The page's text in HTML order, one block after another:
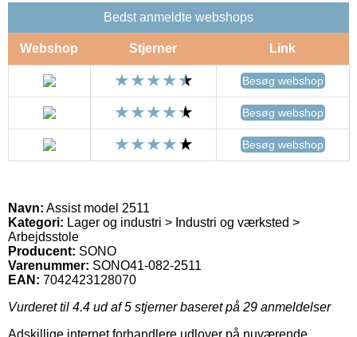
Bedst anmeldte webshops
Webshop Stjerner Link
Besøg webshop
Besøg webshop
Besøg webshop
Navn: Assist model 2511
Kategori: Lager og industri > Industri og værksted >
Arbejdsstole
Producent: SONO
Varenummer: SONO41-082-2511
EAN: 7042423128070
Vurderet til 4.4 ud af 5 stjerner baseret på 29 anmeldelser
Adskillige internet forhandlere udlover på nuværende